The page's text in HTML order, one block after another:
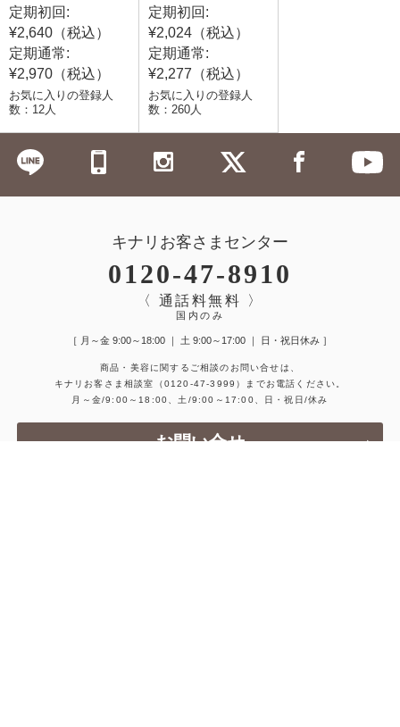
定期初回:
¥2,640（税込）
定期通常:
¥2,970（税込）
お気に入りの登録人
数：12人
定期初回:
¥2,024（税込）
定期通常:
¥2,277（税込）
お気に入りの登録人
数：260人
キナリお客さまセンター
0120-47-8910
〈 通話料無料 〉
国内のみ
［ 月～金 9:00～18:00 ｜ 土 9:00～17:00 ｜ 日・祝日休み ］
商品・美容に関するご相談のお問い合せは、
キナリお客さま相談室
（0120-47-3999）
までお電話ください。
月～金/9:00～18:00、土/9:00～17:00、日・祝日/休み
お問い合せ